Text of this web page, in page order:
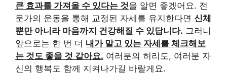
큰 효과를 가져올 수 있다는 것을 알면 좋겠어요. 전
문가의 운동을 통해 교정된 자세를 유지한다면 신체
뿐만 아니라 마음까지 건강해질 수 있답니다. 그러니
앞으로는 한 번 더 내가 맡고 있는 자세를 체크해보
는 것도 좋을 것 같아요. 여러분의 허리도, 여러분 자
신의 행복도 함께 지켜나가길 바랄게요.